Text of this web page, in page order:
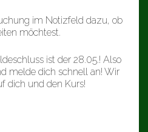
im Notizfeld dazu, ob
möchtest.
ist der 28.05.! Also
melde dich schnell an! Wir
dich und den Kurs!